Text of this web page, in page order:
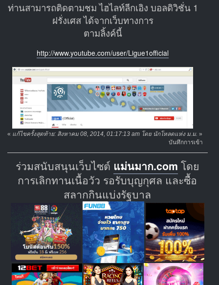
ท่านสามารถติดตามชม ไฮไลท์ลีกเอิง บอลดิวิชั่น 1
ฝรั่งเศส ได้จากเว็บทางการ
ตามลิ้งค์นี้
http://www.youtube.com/user/Ligue1official
« แก้ไขครั้งสุดท้าย: สิงหาคม 08, 2014, 01:17:13 am โดย นักโหลดแห่ง ม.ม. »
บันทึกการเข้า
ร่วมสนับสนุนเว็บไซต์ แม่นมาก.com โดย
การเลิกทานเนื้อวัว รอรับบุญกุศล และซื้อ
สลากกินแบ่งรัฐบาล